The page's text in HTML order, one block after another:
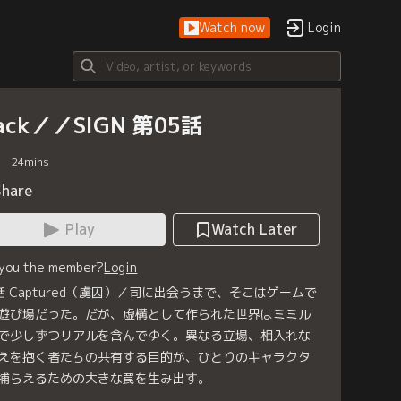
Watch now Login
／／SIGN 第05話
24mins
Play
Watch Later
the member?Login
Captured（虜囚）／司に出会うまで、そこはゲームで
び場だった。だが、虚構として作られた世界はミミル
少しずつリアルを含んでゆく。異なる立場、相入れな
を抱く者たちの共有する目的が、ひとりのキャラクタ
らえるための大きな罠を生み出す。